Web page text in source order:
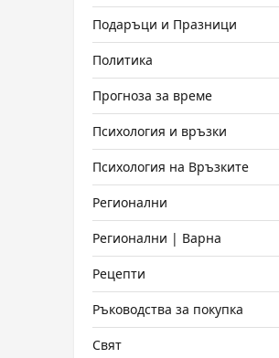
Подаръци и Празници
Политика
Прогноза за време
Психология и връзки
Психология на Връзките
Регионални
Регионални | Варна
Рецепти
Ръководства за покупка
Свят